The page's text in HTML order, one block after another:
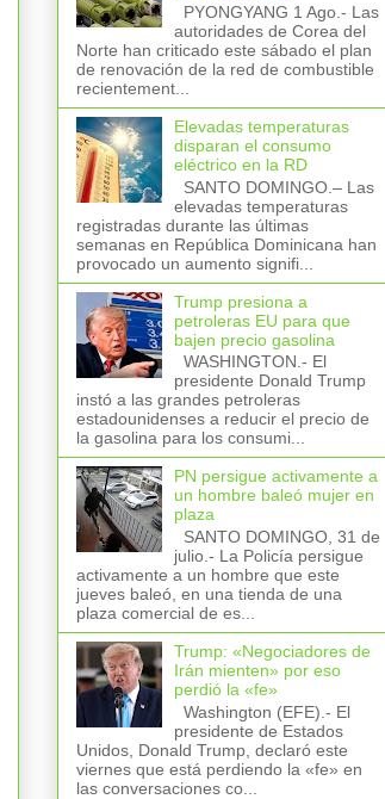
PYONGYANG 1 Ago.- Las
autoridades de Corea del
Norte han criticado este sábado el plan
de renovación de la red de combustible
recientement...
Elevadas temperaturas
disparan el consumo
eléctrico en la RD
SANTO DOMINGO.– Las
elevadas temperaturas
registradas durante las últimas
semanas en República Dominicana han
provocado un aumento signifi...
Trump presiona a
petroleras EU para que
bajen precio gasolina
WASHINGTON.- El
presidente Donald Trump
instó a las grandes petroleras
estadounidenses a reducir el precio de
la gasolina para los consumi...
PN persigue activamente a
un hombre baleó mujer en
plaza
SANTO DOMINGO, 31 de
julio.- La Policía persigue
activamente a un hombre que este
jueves baleó, en una tienda de una
plaza comercial de es...
Trump: «Negociadores de
Irán mienten» por eso
perdió la «fe»
Washington (EFE).- El
presidente de Estados
Unidos, Donald Trump, declaró este
viernes que está perdiendo la «fe» en
las conversaciones co...